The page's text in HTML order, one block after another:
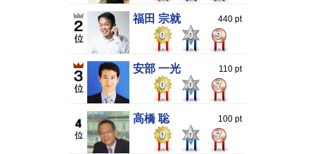
福田 宗就 440 pt
0 0 9
安部 一光 110 pt
0 0 7
高橋 聡 100 pt
0 0 7